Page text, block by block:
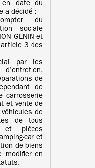
en date du
a décidé :
du
sociale
GENIN et
3 des
par les
de
de
carrosserie
et vente de
de
de tous
et pièces
car et
de biens
modifier en